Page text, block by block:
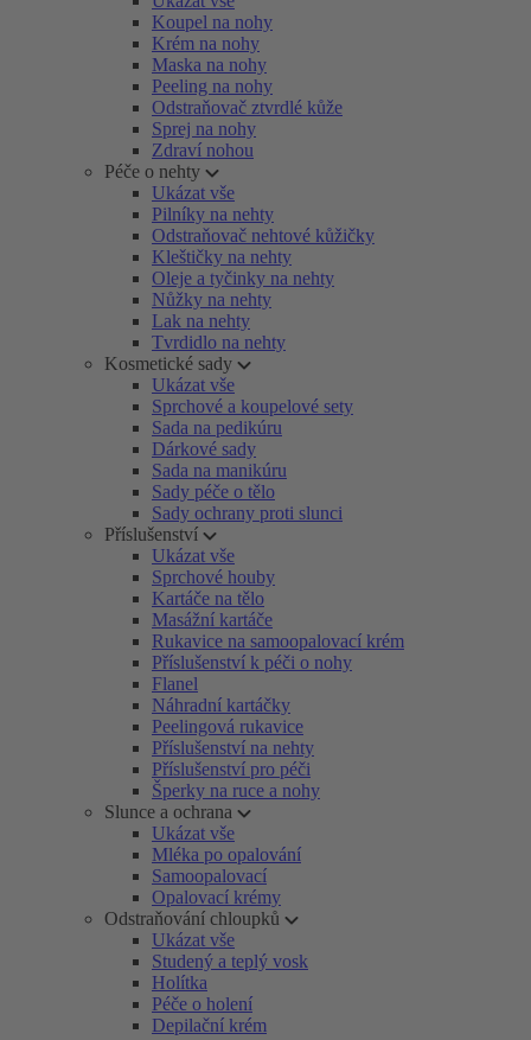
Koupel na nohy
Krém na nohy
Maska na nohy
Peeling na nohy
Odstraňovač ztvrdlé kůže
Sprej na nohy
Zdraví nohou
Péče o nehty
Ukázat vše
Pilníky na nehty
Odstraňovač nehtové kůžičky
Kleštičky na nehty
Oleje a tyčinky na nehty
Nůžky na nehty
Lak na nehty
Tvrdidlo na nehty
Kosmetické sady
Ukázat vše
Sprchové a koupelové sety
Sada na pedikúru
Dárkové sady
Sada na manikúru
Sady péče o tělo
Sady ochrany proti slunci
Příslušenství
Ukázat vše
Sprchové houby
Kartáče na tělo
Masážní kartáče
Rukavice na samoopalovací krém
Příslušenství k péči o nohy
Flanel
Náhradní kartáčky
Peelingová rukavice
Příslušenství na nehty
Příslušenství pro péči
Šperky na ruce a nohy
Slunce a ochrana
Ukázat vše
Mléka po opalování
Samoopalovací
Opalovací krémy
Odstraňování chloupků
Ukázat vše
Studený a teplý vosk
Holítka
Péče o holení
Depilační krém